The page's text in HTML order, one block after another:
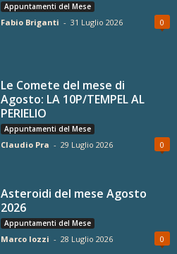
Appuntamenti del Mese
Fabio Briganti - 31 Luglio 2026 0
Le Comete del mese di
Agosto: LA 10P/TEMPEL AL
PERIELIO
Appuntamenti del Mese
Claudio Pra - 29 Luglio 2026 0
Asteroidi del mese Agosto
2026
Appuntamenti del Mese
Marco Iozzi - 28 Luglio 2026 0